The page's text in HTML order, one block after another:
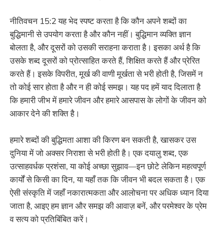
नीतिवचन 15:2 यह भेद स्पष्ट करता है कि कौन अपने शब्दों का
बुद्धिमानी से उपयोग करता है और कौन नहीं। बुद्धिमान व्यक्ति ज्ञान
बोलता है, और दूसरों को उसकी सराहना कराता है। इसका अर्थ है कि
उसके शब्द दूसरों को प्रोत्साहित करते हैं, शिक्षित करते हैं और प्रेरित
करते हैं। इसके विपरीत, मूर्ख की वाणी मूर्खता से भरी होती है, जिसमें न
तो कोई सार होता है और न ही कोई समझ। यह पद हमें याद दिलाता है
कि हमारी जीभ में हमारे जीवन और हमारे आसपास के लोगों के जीवन को
आकार देने की शक्ति है।
हमारे शब्दों की बुद्धिमता आशा की किरण बन सकती है, खासकर उस
दुनिया में जो अक्सर निराशा से भरी होती है। एक दयालु शब्द, एक
उत्साहवर्धक प्रशंसा, या कोई अच्छा सुझाव—इन छोटे लेकिन महत्वपूर्ण
कार्यों से किसी का दिन, या यहाँ तक कि जीवन भी बदल सकता है। एक
ऐसी संस्कृति में जहाँ नकारात्मकता और आलोचना पर अधिक ध्यान दिया
जाता है, आइए हम ज्ञान और समझ की आवाज़ बनें, और परमेश्वर के प्रेम
व सत्य को प्रतिबिंबित करें।